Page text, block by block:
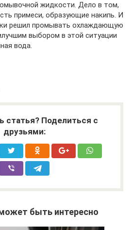
жидкости. Дело в том,
примеси, образующие накипь. И
решил промывать охлаждающую
выбором в этой ситуации
вода.
статья? Поделиться с
друзьями:
быть интересно